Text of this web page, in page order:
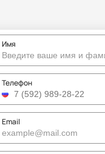
Имя
Телефон
Email